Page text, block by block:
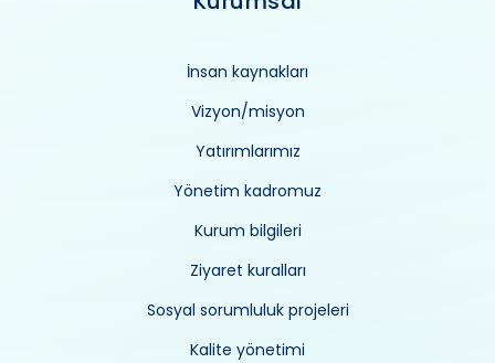
İnsan kaynakları
Vizyon/misyon
Yatırımlarımız
Yönetim kadromuz
Kurum bilgileri
Ziyaret kuralları
Sosyal sorumluluk projeleri
Kalite yönetimi